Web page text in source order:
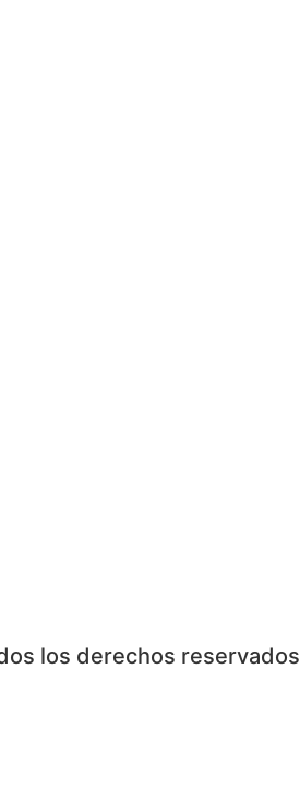
los derechos reservados